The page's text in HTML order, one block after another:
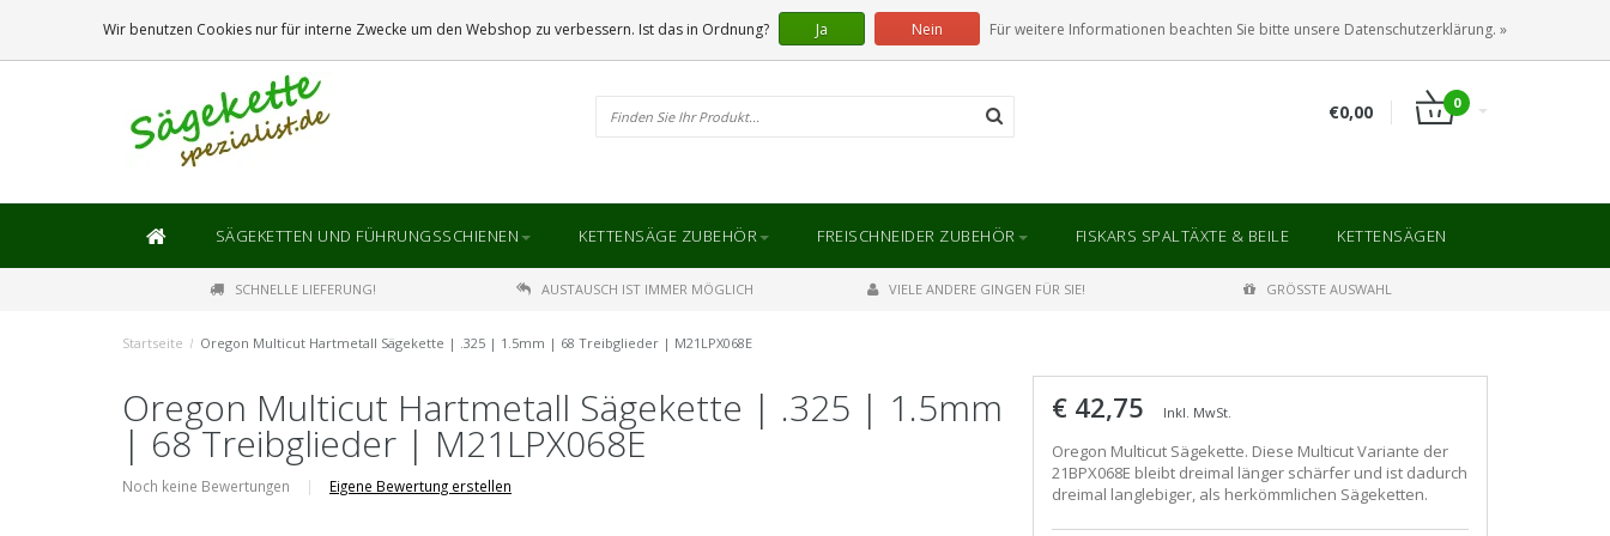
ANMELDEN KUNDENKONTO ANLEGEN
€0,00 0
SÄGEKETTEN UND FÜHRUNGSSCHIENEN KETTENSÄGE ZUBEHÖR FREISCHNEIDER ZUBEHÖR FISKARS SPALTÄXTE & BEILE KETTENSÄGEN
SCHNELLE LIEFERUNG! AUSTAUSCH IST IMMER MÖGLICH VIELE ANDERE GINGEN FÜR SIE! GRÖSSTE AUSWAHL
Startseite / Oregon Multicut Hartmetall Sägekette | .325 | 1.5mm | 68 Treibglieder | M21LPX068E
Oregon Multicut Hartmetall Sägekette | .325 | 1.5mm
| 68 Treibglieder | M21LPX068E
Noch keine Bewertungen | Eigene Bewertung erstellen
€ 42,75 Inkl. MwSt.
Oregon Multicut Sägekette. Diese Multicut Variante der
21BPX068E bleibt dreimal länger schärfer und ist dadurch
dreimal langlebiger, als herkömmlichen Sägeketten.
Wir benutzen Cookies nur für interne Zwecke um den Webshop zu verbessern. Ist das in Ordnung? Ja Nein Für weitere Informationen beachten Sie bitte unsere Datenschutzerklärung. »